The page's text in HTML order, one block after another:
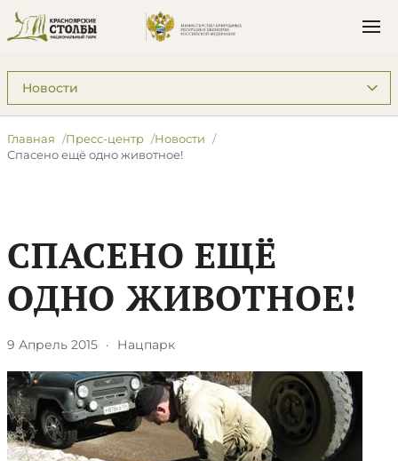
Подразделы: Пресс-центр
Главная Пресс-центр
Новости
Спасено ещё одно животное!
СПАСЕНО ЕЩЁ
ОДНО ЖИВОТНОЕ!
9 Апрель 2015 · Нацпарк